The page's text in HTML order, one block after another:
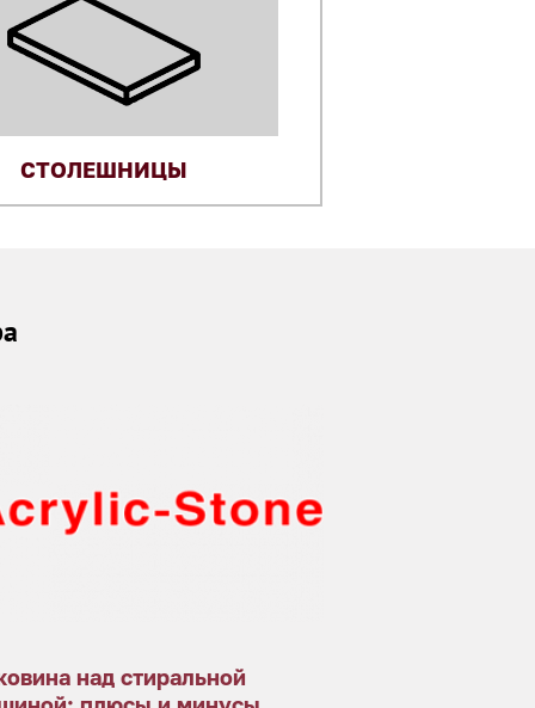
СТОЛЕШНИЦЫ
над стиральной